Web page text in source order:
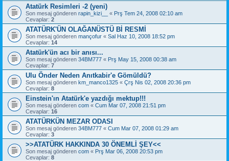
Atatürk Resimleri -2 (yeni)
Son mesaj gönderen rapin_kizi__ « Prş Tem 24, 2008 02:10 am
Cevaplar: 2
ATATÜRK'ÜN OLAĞANÜSTÜ Bİ RESMİ
Son mesaj gönderen mançofur « Sal Haz 10, 2008 18:52 pm
Cevaplar: 14
Atatürk'ün acı bir anısı...
Son mesaj gönderen 34BM777 « Prş May 15, 2008 00:38 am
Cevaplar: 7
Ulu Önder Neden Anıtkabir'e Gömüldü?
Son mesaj gönderen km_manco1325 « Çrş Nis 02, 2008 20:36 pm
Cevaplar: 8
Einstein'ın Atatürk'e yazdığı mektup!!!
Son mesaj gönderen com « Cum Mar 07, 2008 21:51 pm
Cevaplar: 16
ATATÜRKÜN MEZAR ODASI
Son mesaj gönderen 34BM777 « Cum Mar 07, 2008 01:29 am
Cevaplar: 3
>>ATATÜRK HAKKINDA 30 ÖNEMLİ ŞEY<<
Son mesaj gönderen com « Prş Mar 06, 2008 20:53 pm
Cevaplar: 8